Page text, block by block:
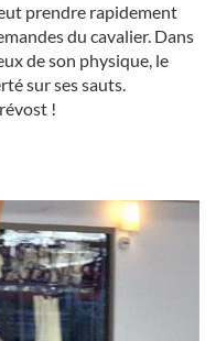
prendre rapidement
du cavalier. Dans
de son physique, le
sur ses sauts.
!